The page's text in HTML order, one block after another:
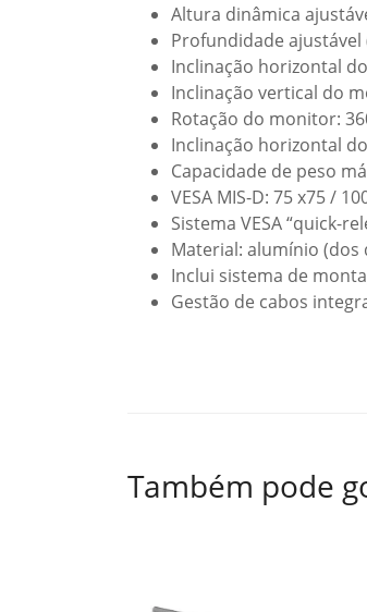
Altura dinâmica
Profundidade ajustável
Inclinação horizontal
Inclinação vertical do
Rotação do monitor:
Inclinação horizontal
Capacidade de peso
VESA MIS-D: 75 x75 /
Sistema VESA “quick-
Material: alumínio (dos
Inclui sistema de
Gestão de cabos
Também pode